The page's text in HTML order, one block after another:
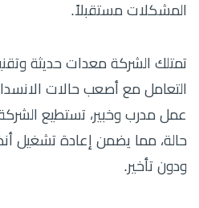
المشكلات مستقبلاً.
تمتلك الشركة معدات حديثة
التعامل مع أصعب حالات
عمل مدرب وخبير، تستطيع
حالة، مما يضمن إعادة تشغيل
ودون تأخير.